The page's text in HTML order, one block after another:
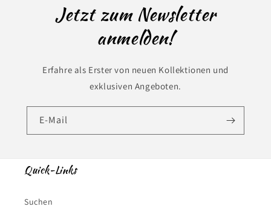
Jetzt zum Newsletter
anmelden!
Erfahre als Erster von neuen Kollektionen und
exklusiven Angeboten.
E-Mail
Quick-Links
Suchen